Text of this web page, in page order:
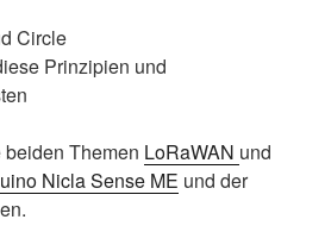
Circle
Prinzipien und
Themen LoRaWAN und
Nicla Sense ME und der